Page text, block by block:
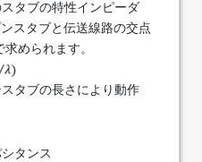
タブの特性インピーダ
スタブと伝送線路の交点
められます。
タブの長さにより動作
タンス